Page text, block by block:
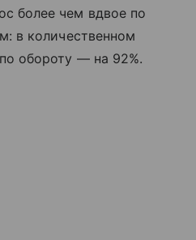
более чем вдвое по
в количественном
обороту — на 92%.